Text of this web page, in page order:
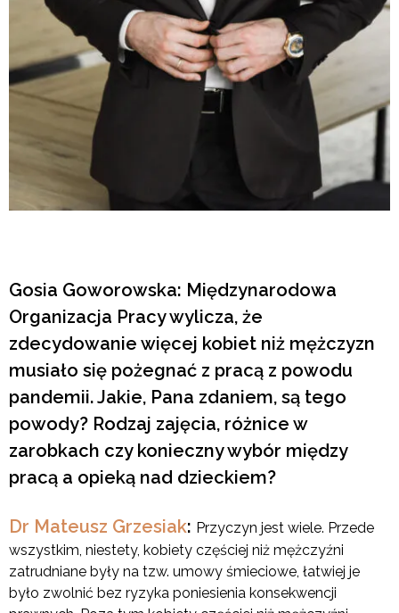
Gosia Goworowska: Międzynarodowa
Organizacja Pracy wylicza, że
zdecydowanie więcej kobiet niż mężczyzn
musiało się pożegnać z pracą z powodu
pandemii. Jakie, Pana zdaniem, są tego
powody? Rodzaj zajęcia, różnice w
zarobkach czy konieczny wybór między
pracą a opieką nad dzieckiem?
Dr Mateusz Grzesiak: Przyczyn jest wiele. Przede
wszystkim, niestety, kobiety częściej niż mężczyźni
zatrudniane były na tzw. umowy śmieciowe, łatwiej je
było zwolnić bez ryzyka poniesienia konsekwencji